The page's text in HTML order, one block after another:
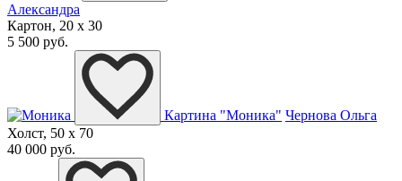
Александра
Картон, 20 x 30
5 500 руб.
Картина "Моника" Чернова Ольга
Холст, 50 x 70
40 000 руб.